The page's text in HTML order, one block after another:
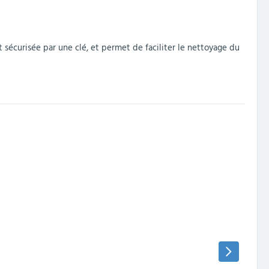
par une clé, et permet de faciliter le nettoyage du